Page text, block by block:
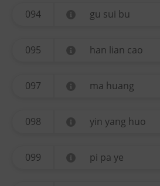
094 gu sui bu
095 han lian cao
097 ma huang
098 yin yang huo
099 pi pa ye